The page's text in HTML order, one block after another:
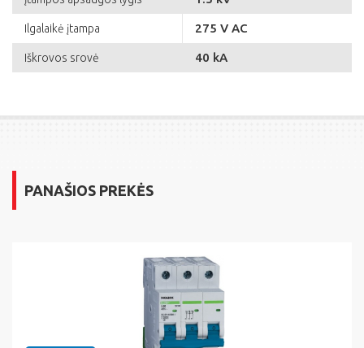
Ilgalaikė įtampa 275 V AC
Iškrovos srovė 40 kA
PANAŠIOS PREKĖS